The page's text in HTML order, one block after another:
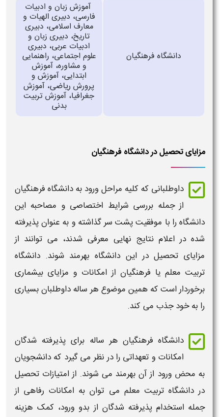
دانشگاه فرهنگیان
آموزش زبان و ادبيات
فارسی، دبيری الهيات و
معارف اسلامی، دبيری
تاريخ، دبيری زبان و
ادبيات عربی، دبيری
علوم اجتماعی، راهنمایی
و مشاوره، آموزش
ابتدایی، آموزش و
پرورش ریاضی، آموزش
جغرافیا، آموزش تربیت
بدنی
مزایای تحصیل در دانشگاه فرهنگیان
داوطلبانی که کلیه مراحل ورود به دانشگاه فرهنگیان
از جمله بررسی شرایط اختصاصی و مصاحبه این
دانشگاه را با موفقیت پشت سر گذاشته و به عنوان پذیرفته
شده در اعلام نتایج نهایی معرفی شدند، می توانند از
مزایای تحصیل در این دانشگاه بهرمند شوند. دانشگاه
تربیت معلم یا فرهنگیان از امکانات و مزایای بیشماری
برخوردار است که همین موضوع هر ساله داوطلبان بسیاری
را به خود جذب می کند.
دانشگاه فرهنگیان هر ساله برای پذیرفته شدگان
امکانات و تعهداتی را در نظر می گیرد که دانشجویان
به محض ورود از آن بهرمند می شوند. از امتیازات تحصیل
دردانشگاه تربیت معلم می توان به امکانات رفاهی از
جمله استخدام پذیرفته شدگان از بدو ورود، کمک‌ هزینه